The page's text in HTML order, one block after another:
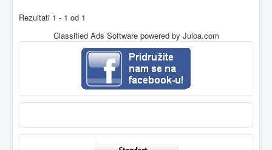
Rezultati 1 - 1 od 1
Classified Ads Softwarepowered by Juloa.com